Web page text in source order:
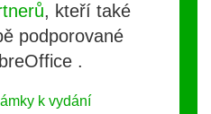
, kteří také
podporované
.
k vydání